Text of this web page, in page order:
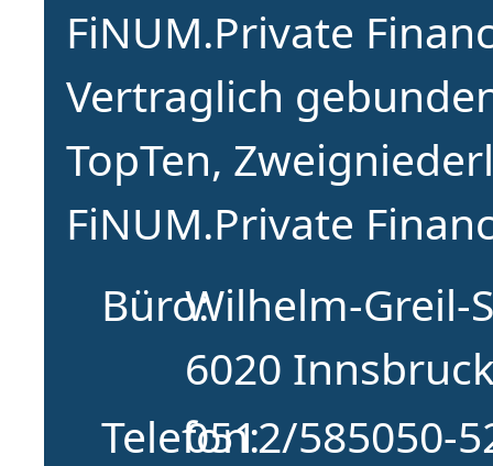
FiNUM.Private
Vertraglich
TopTen,
FiNUM.Private
BüroWilhelm-Greil-
6020
Telefon0512/585050-